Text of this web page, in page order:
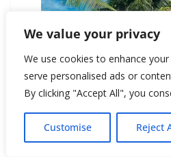
We value your privacy
We use cookies to enhance
serve personalised ads or
By clicking "Accept All", you
Customise Reject